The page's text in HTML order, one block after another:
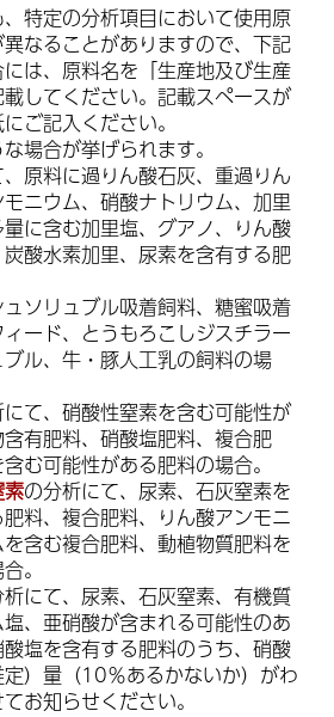
特定の分析項目において使用原
なることがありますので、下記
は、原料名を 「生産地及び生産
してください。記載スペースが
ご記入ください。
場合が挙げられます。
原料に過りん酸石灰、重過りん
ニウム、硝酸ナトリウム、加里
に含む加里塩、グアノ、りん酸
酸水素加里、尿素を含有する肥
ソリュブル吸着飼料、糖蜜吸着
ード、とうもろこしジスチラー
ル、牛・豚人工乳の飼料の場
て、硝酸性窒素を含む可能性が
有肥料、硝酸塩肥料、複合肥
む可能性がある肥料の場合。
の分析にて、尿素、石灰窒素を
料、複合肥料、りん酸アンモニ
含む複合肥料、動植物質肥料を
。
析にて、尿素、石灰窒素、有機質
、亜硝酸が含まれる可能性のあ
塩を含有する肥料のうち、硝酸
）量（10％あるかないか）がわ
お知らせください。